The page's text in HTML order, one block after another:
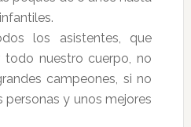
los asistentes, que
nuestro cuerpo, no
campeones, si no
personas y unos mejores